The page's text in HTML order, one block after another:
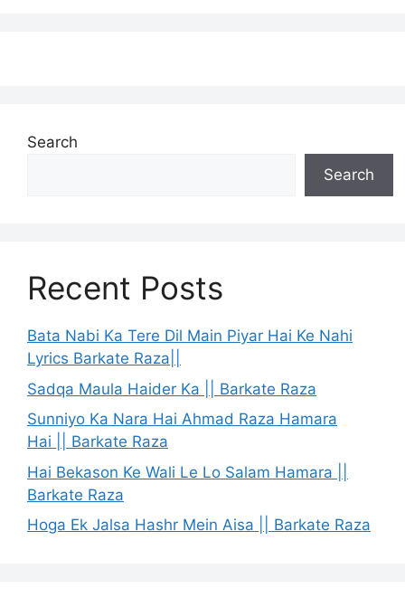
Search
Search
Recent Posts
Bata Nabi Ka Tere Dil Main Piyar Hai Ke Nahi
Lyrics Barkate Raza||
Sadqa Maula Haider Ka || Barkate Raza
Sunniyo Ka Nara Hai Ahmad Raza Hamara
Hai || Barkate Raza
Hai Bekason Ke Wali Le Lo Salam Hamara ||
Barkate Raza
Hoga Ek Jalsa Hashr Mein Aisa || Barkate Raza